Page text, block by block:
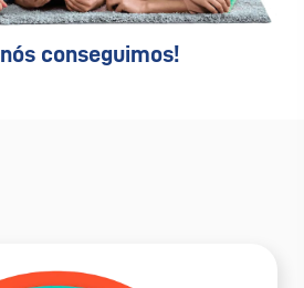
nós conseguimos!